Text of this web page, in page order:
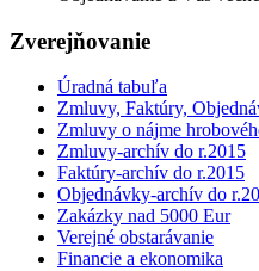
Zverejňovanie
Úradná tabuľa
Zmluvy, Faktúry,
Zmluvy o nájme
Zmluvy-archív do r.2015
Faktúry-archív do r.2015
Objednávky-archív do
Zakázky nad 5000 Eur
Verejné obstarávanie
Financie a ekonomika